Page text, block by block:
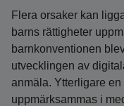
Flera orsaker kan
barns rättigheter
barnkonventionen
utvecklingen av
anmäla. Ytterligare en
uppmärksammas i